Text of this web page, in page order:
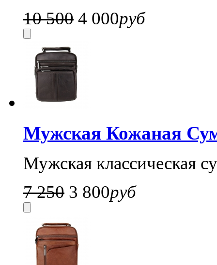
10 500 4 000руб
Мужская Кожаная
Мужская классическая
7 250 3 800руб